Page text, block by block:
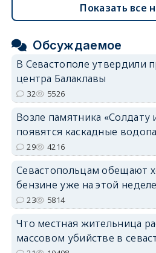
Показать все
Обсуждаемое
В Севастополе утвердили
центра Балаклавы
32 5526
Возле памятника «Солдату
появятся каскадные
29 4216
Севастопольцам обещают
бензине уже на этой неделе
23 5814
Что местная жительница
массовом убийстве в